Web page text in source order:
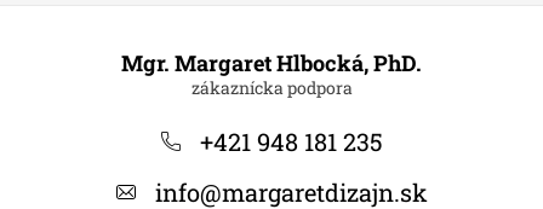
Mgr. Margaret Hlbocká, PhD.
+421 948 181 235
info@margaretdizajn.sk